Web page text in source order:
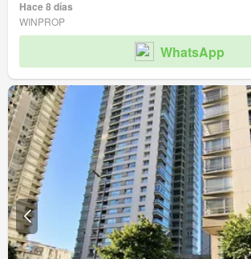
Hace 8 días
WINPROP
WhatsApp